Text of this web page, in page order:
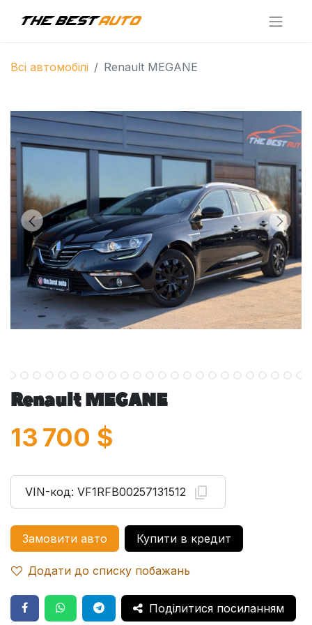
Всі автомобілі Renault MEGANE
Renault MEGANE
13 700 $
VIN-код: VF1RFB00257131512
Замовити авто Купити в кредит
Додати до списку побажань
Поділитися посиланням